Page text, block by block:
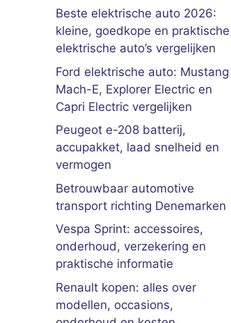
Beste elektrische auto 2026:
kleine, goedkope en praktische
elektrische auto’s vergelijken
Ford elektrische auto: Mustang
Mach-E, Explorer Electric en
Capri Electric vergelijken
Peugeot e-208 batterij,
accupakket, laad snelheid en
vermogen
Betrouwbaar automotive
transport richting Denemarken
Vespa Sprint: accessoires,
onderhoud, verzekering en
praktische informatie
Renault kopen: alles over
modellen, occasions,